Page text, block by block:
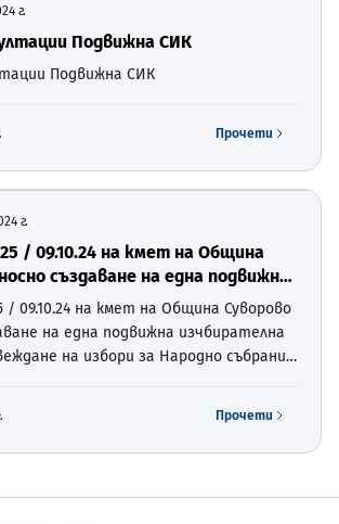
г.
Подвижна СИК
Подвижна СИК
Прочети
г.
/ 09.10.24 на кмет на Община
създаване на една подвижна
секция за провеждане на избори
на 27.10.24 на
на община Суворово.
09.10.24 на кмет на Община Суворово
на една подвижна изчбирателна
на избори за Народно събрание
Прочети